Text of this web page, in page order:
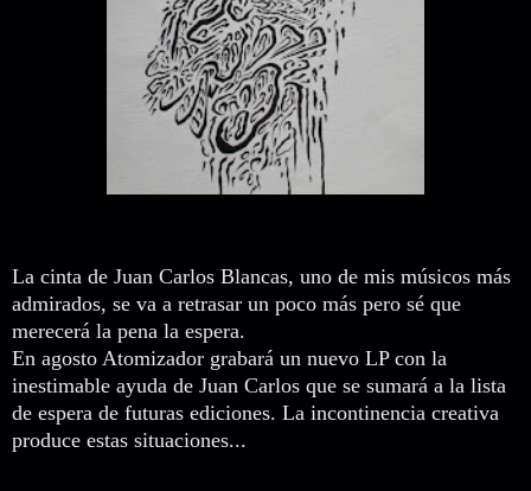
La cinta de Juan Carlos Blancas, uno de mis músicos más
admirados, se va a retrasar un poco más pero sé que
merecerá la pena la espera.
En agosto Atomizador grabará un nuevo LP con la
inestimable ayuda de Juan Carlos que se sumará a la lista
de espera de futuras ediciones. La incontinencia creativa
produce estas situaciones...